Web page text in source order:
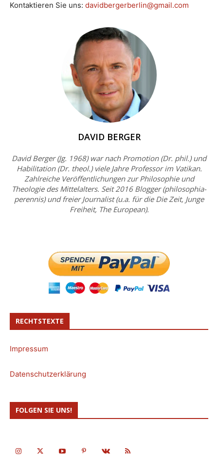
Kontaktieren Sie uns: davidbergerberlin@gmail.com
DAVID BERGER
David Berger (Jg. 1968) war nach Promotion (Dr. phil.) und
Habilitation (Dr. theol.) viele Jahre Professor im Vatikan.
Zahlreiche Veröffentlichungen zur Philosophie und
Theologie des Mittelalters. Seit 2016 Blogger (philosophia-
perennis) und freier Journalist (u.a. für die Die Zeit, Junge
Freiheit, The European).
RECHTSTEXTE
Impressum
Datenschutzerklärung
FOLGEN SIE UNS!